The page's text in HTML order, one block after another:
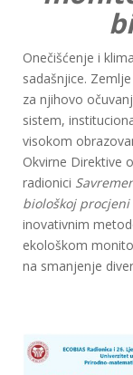
Onečišćenje i
sadašnjice.
za njihovo
sistem,
visokom
Okvirne Direktive
radionici
biološkoj
inovativnim
ekološkom
na smanjenje